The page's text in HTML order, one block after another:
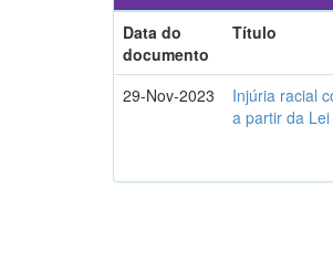
Data do
documento
Título
29-Nov-2023
Injúria racial
a partir da